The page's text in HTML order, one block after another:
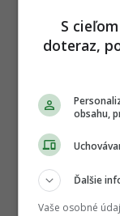
S
doteraz,
obsahu,
Ďalšie
Vaše osobné